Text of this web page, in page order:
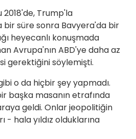
Trump'la
bir süre sonra Bavyera'da bir
heyecanlı konuşmada
Avrupa'nın ABD'ye daha az
gerektiğini söylemişti.
o da hiçbir şey yapmadı.
başka masanın etrafında
geldi. Onlar jeopolitiğin
- hala yıldız olduklarına